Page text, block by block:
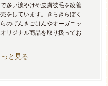
多い涙やけや皮膚被毛を改善
をしています。きらきらぼく
のげんきごはんやオーガニッ
リジナル商品を取り扱ってお
と見る